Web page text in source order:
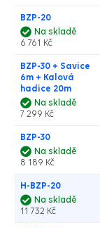
BZP-20
Na skladě
6 761 Kč
BZP-30 + Savice
6m + Kalová
hadice 20m
Na skladě
7 299 Kč
BZP-30
Na skladě
8 189 Kč
H-BZP-20
Na skladě
11 732 Kč